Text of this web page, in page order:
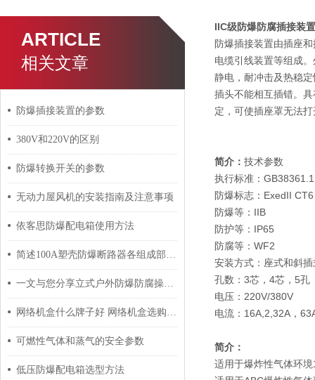
ARTICLE
相关文章
防爆插接装置的参数
380V和220V的区别
防爆转换开关的参数
无动力屋风机的安装指南及注意事项
依客思防爆配电箱使用方法
简述100A塑壳防爆断路器各组成部件的功能特点
一文与您分享立式户外防爆防腐操作柱的常见问题相应解决方法
网络机盒什么牌子好 网络机盒选购技巧析读
可燃性气体和蒸气的安全参数
低压防爆配电箱选型方法
IIC级防爆防腐插接装置
防爆插接装置由插座
电缆引线装置等组成
静电，耐冲击及热稳
插头不能相互插错。
定，可使插座罩无法
简介： 技术参数
执行标准：
防爆标志：ExedII CT6
防爆等：IIB
防护等：IP65
防腐等：WF2
安装方式：座式和斜插
孔数：3芯，4芯，5孔
电压：220V/380V
电流：16A,2,32A，
简介：
适用于爆炸性气体环